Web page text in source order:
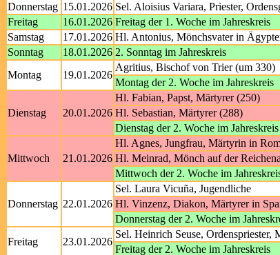
Donnerstag 15.01.2026 Sel. Aloisius Variara, Priester,
Freitag
16.01.2026 Freitag der 1. Woche im Jahreskreis
Samstag
17.01.2026 Hl. Antonius, Mönchsvater in
Sonntag
18.01.2026 2. Sonntag im Jahreskreis
Montag
19.01.2026
Agritius, Bischof von Trier (um 330)
Montag der 2. Woche im Jahreskreis
Dienstag 20.01.2026
Hl. Fabian, Papst, Märtyrer (250)
Hl. Sebastian, Märtyrer (288)
Dienstag der 2. Woche im Jahreskreis
Mittwoch 21.01.2026
Hl. Agnes, Jungfrau, Märtyrin in
Hl. Meinrad, Mönch auf der
Mittwoch der 2. Woche im
Donnerstag 22.01.2026
Sel. Laura Vicuña, Jugendliche
Hl. Vinzenz, Diakon, Märtyrer in
Donnerstag der 2. Woche im
Freitag
23.01.2026
Sel. Heinrich Seuse, Ordenspriester,
Freitag der 2. Woche im Jahreskreis